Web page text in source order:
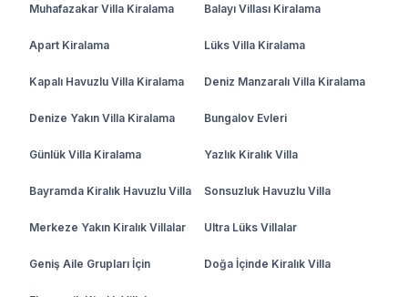
Muhafazakar Villa Kiralama Balayı Villası Kiralama
Apart Kiralama Lüks Villa Kiralama
Kapalı Havuzlu Villa Kiralama Deniz Manzaralı Villa Kiralama
Denize Yakın Villa Kiralama Bungalov Evleri
Günlük Villa Kiralama Yazlık Kiralık Villa
Bayramda Kiralık Havuzlu Villa Sonsuzluk Havuzlu Villa
Merkeze Yakın Kiralık Villalar Ultra Lüks Villalar
Geniş Aile Grupları İçin Doğa İçinde Kiralık Villa